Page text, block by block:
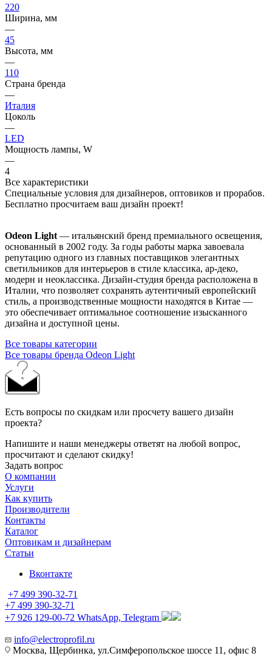
220
Ширина, мм
—
45
Высота, мм
—
110
Страна бренда
—
Италия
Цоколь
—
LED
Мощность лампы, W
—
4
Все характеристики
Специальные условия для дизайнеров, оптовиков и прорабов.
Бесплатно просчитаем ваш дизайн проект!
Odeon Light — итальянский бренд премиального освещения,
основанный в 2002 году. За годы работы марка завоевала
репутацию одного из главных поставщиков элегантных
светильников для интерьеров в стиле классика, ар-деко,
модерн и неоклассика. Дизайн-студия бренда расположена в
Италии, что позволяет сохранять аутентичный европейский
стиль, а производственные мощности находятся в Китае —
это обеспечивает оптимальное соотношение изысканного
дизайна и доступной цены.
Все товары категории
Все товары бренда Odeon Light
Есть вопросы по скидкам или просчету вашего дизайн
проекта?
Напишите и наши менеджеры ответят на любой вопрос,
просчитают и сделают скидку!
Задать вопрос
О компании
Услуги
Как купить
Производители
Контакты
Каталог
Оптовикам и дизайнерам
Статьи
Вконтакте
+7 499 390-32-71
+7 499 390-32-71
+7 926 129-00-72 WhatsApp, Telegram
info@electroprofil.ru
Москва, Щербинка, ул.Симферопольское шоссе 11, офис 8